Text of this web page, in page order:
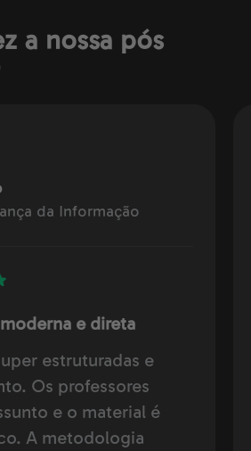
a nossa pós
da Informação
e direta
estruturadas e
Os professores
e o material é
A metodologia